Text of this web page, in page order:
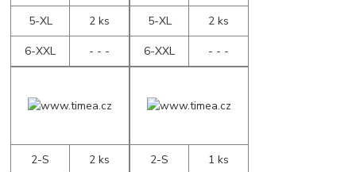
5-XL
2 ks
6-XXL
- - -
5-XL
2 ks
6-XXL
- - -
2-S
2 ks
2-S
1 ks